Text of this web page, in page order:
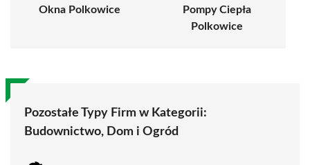
Okna Polkowice
Pompy Ciepła
Polkowice
Pozostałe Typy Firm w Kategorii:
Budownictwo, Dom i Ogród